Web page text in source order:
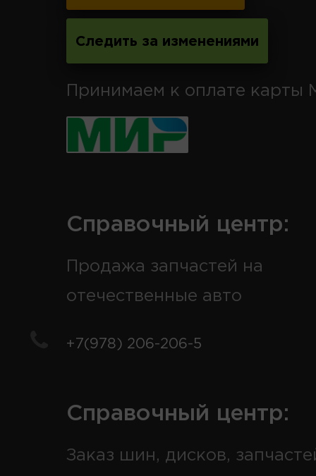
Следить за изменениями
Принимаем к оплате карты
Справочный центр:
Продажа запчастей на
отечественные авто
+7(978) 206-206-5
Справочный центр:
Заказ шин, дисков,